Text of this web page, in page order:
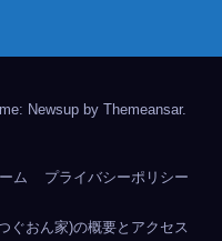
Newsup by Themeansar.
ム プライバシーポリシー
ぐおん家)の概要とアクセス